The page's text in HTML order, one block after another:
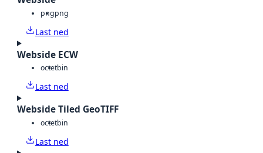
pngpng
Last ned
Webside ECW
octetbin
Last ned
Webside Tiled GeoTIFF
octetbin
Last ned